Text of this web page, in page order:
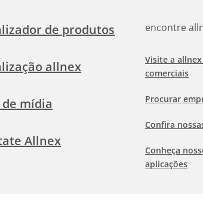
de produtos
allnex
de mídia
Allnex
encontre
Visite a
comerciais
Procurar
Confira
Conheça
aplicações